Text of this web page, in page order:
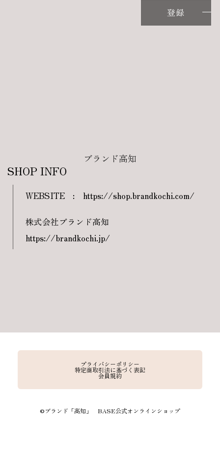
登録
ブランド高知
SHOP INFO
WEBSITE : https://shop.brandkochi.com/
株式会社ブランド高知
https://brandkochi.jp/
プライバシーポリシー
特定商取引法に基づく表記
会員規約
©︎ブランド「高知」 BASE公式オンラインショップ